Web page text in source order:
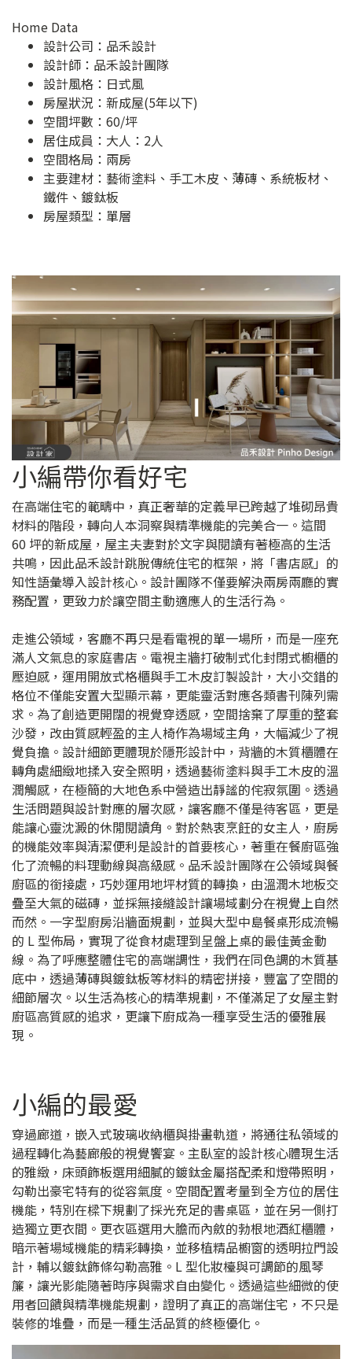
Home Data
設計公司： 品禾設計
設計師：品禾設計團隊
設計風格：日式風
房屋狀況：新成屋(5年以下)
空間坪數：60/坪
居住成員：大人：2人
空間格局：兩房
主要建材：藝術塗料、手工木皮、薄磚、系統板材、
鐵件、鍍鈦板
房屋類型：單層
小編帶你看好宅
在高端住宅的範疇中，真正奢華的定義早已跨越了堆砌昂貴
材料的階段，轉向人本洞察與精準機能的完美合一。這間
60 坪的新成屋，屋主夫妻對於文字與閱讀有著極高的生活
共鳴，因此品禾設計跳脫傳統住宅的框架，將「書店感」的
知性語彙導入設計核心。設計團隊不僅要解決兩房兩廳的實
務配置，更致力於讓空間主動適應人的生活行為。
走進公領域，客廳不再只是看電視的單一場所，而是一座充
滿人文氣息的家庭書店。電視主牆打破制式化封閉式櫥櫃的
壓迫感，運用開放式格櫃與手工木皮訂製設計，大小交錯的
格位不僅能安置大型顯示幕，更能靈活對應各類書刊陳列需
求。為了創造更開闊的視覺穿透感，空間捨棄了厚重的整套
沙發，改由質感輕盈的主人椅作為場域主角，大幅減少了視
覺負擔。設計細節更體現於隱形設計中，背牆的木質櫃體在
轉角處細緻地揉入安全照明，透過藝術塗料與手工木皮的溫
潤觸感，在極簡的大地色系中營造出靜謐的侘寂氛圍。透過
生活問題與設計對應的層次感，讓客廳不僅是待客區，更是
能讓心靈沈澱的休閒閱讀角。對於熱衷烹飪的女主人，廚房
的機能效率與清潔便利是設計的首要核心，著重在餐廚區強
化了流暢的料理動線與高級感。品禾設計團隊在公領域與餐
廚區的銜接處，巧妙運用地坪材質的轉換，由溫潤木地板交
疊至大氣的磁磚，並採無接縫設計讓場域劃分在視覺上自然
而然。一字型廚房沿牆面規劃，並與大型中島餐桌形成流暢
的 L 型佈局，實現了從食材處理到呈盤上桌的最佳黃金動
線。為了呼應整體住宅的高端調性，我們在同色調的木質基
底中，透過薄磚與鍍鈦板等材料的精密拼接，豐富了空間的
細節層次。以生活為核心的精準規劃，不僅滿足了女屋主對
廚區高質感的追求，更讓下廚成為一種享受生活的優雅展
現。
小編的最愛
穿過廊道，嵌入式玻璃收納櫃與掛畫軌道，將通往私領域的
過程轉化為藝廊般的視覺饗宴。主臥室的設計核心體現生活
的雅緻，床頭飾板選用細膩的鍍鈦金屬搭配柔和燈帶照明，
勾勒出豪宅特有的從容氣度。空間配置考量到全方位的居住
機能，特別在樑下規劃了採光充足的書桌區，並在另一側打
造獨立更衣間。更衣區選用大膽而內斂的勃根地酒紅櫃體，
暗示著場域機能的精彩轉換，並移植精品櫥窗的透明拉門設
計，輔以鍍鈦飾條勾勒高雅。L 型化妝檯與可調節的風琴
簾，讓光影能隨著時序與需求自由變化。透過這些細微的使
用者回饋與精準機能規劃，證明了真正的高端住宅，不只是
裝修的堆疊，而是一種生活品質的終極優化。